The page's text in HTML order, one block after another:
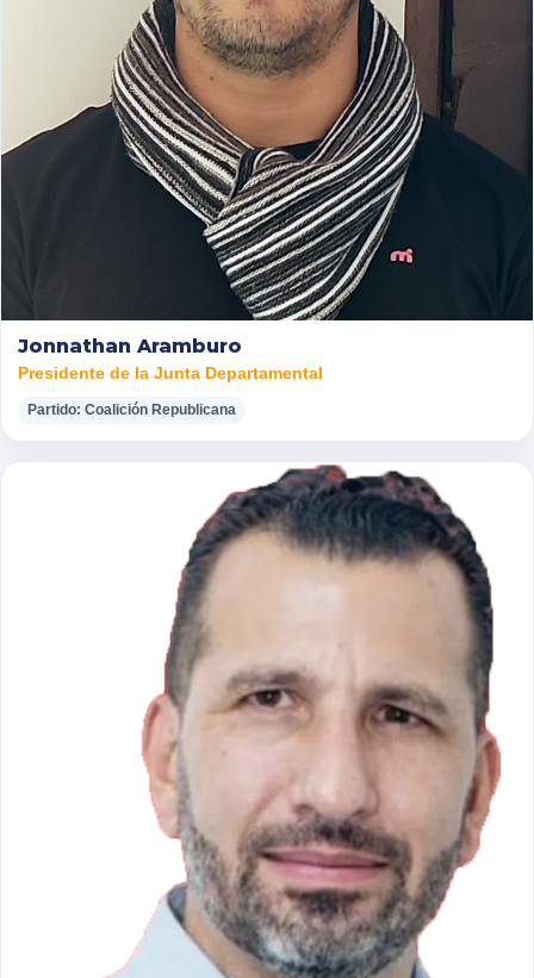
Jonnathan Aramburo
Presidente de la Junta Departamental
Partido: Coalición Republicana